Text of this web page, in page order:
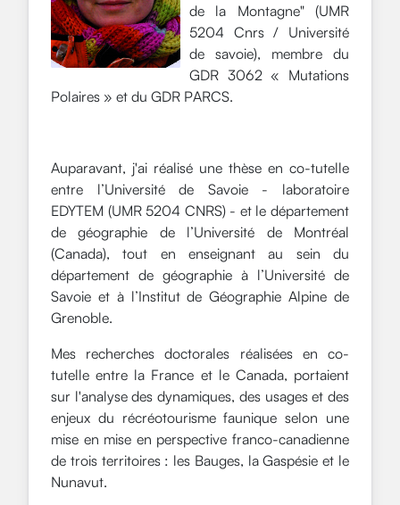
de la Montagne" (UMR
5204 Cnrs / Université
de savoie), membre du
GDR 3062 « Mutations
Polaires » et du GDR PARCS.
Auparavant, j'ai réalisé une thèse en co-tutelle
entre l’Université de Savoie - laboratoire
EDYTEM (UMR 5204 CNRS) - et le département
de géographie de l’Université de Montréal
(Canada), tout en enseignant au sein du
département de géographie à l’Université de
Savoie et à l’Institut de Géographie Alpine de
Grenoble.
Mes recherches doctorales réalisées en co-
tutelle entre la France et le Canada, portaient
sur l'analyse des dynamiques, des usages et des
enjeux du récréotourisme faunique selon une
mise en mise en perspective franco-canadienne
de trois territoires : les Bauges, la Gaspésie et le
Nunavut.